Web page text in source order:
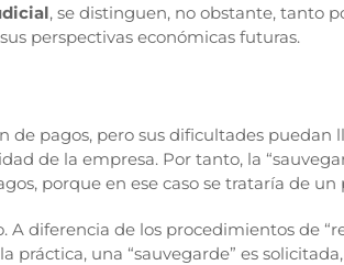
, se distinguen, no obstante, tanto
perspectivas económicas futuras.
pagos, pero sus dificultades puedan
de la empresa. Por tanto, la
porque en ese caso se trataría de
A diferencia de los procedimientos de
práctica, una “sauvegarde” es